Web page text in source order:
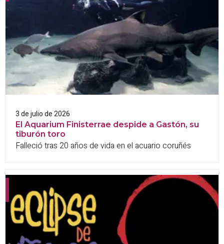
3 de julio de 2026
El Aquarium Finisterrae despide a Gastón, su
tiburón toro
Falleció tras 20 años de vida en el acuario coruñés